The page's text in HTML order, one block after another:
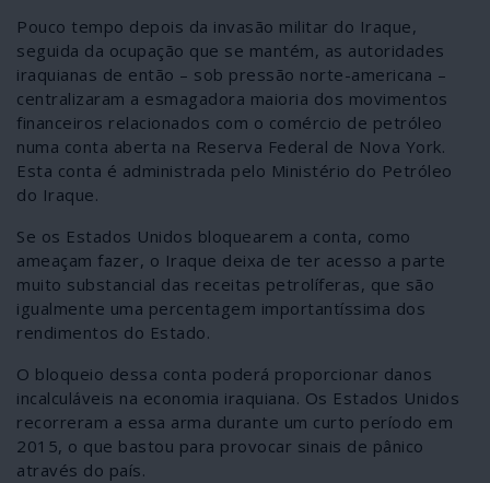
Pouco tempo depois da invasão militar do Iraque,
seguida da ocupação que se mantém, as autoridades
iraquianas de então – sob pressão norte-americana –
centralizaram a esmagadora maioria dos movimentos
financeiros relacionados com o comércio de petróleo
numa conta aberta na Reserva Federal de Nova York.
Esta conta é administrada pelo Ministério do Petróleo
do Iraque.
Se os Estados Unidos bloquearem a conta, como
ameaçam fazer, o Iraque deixa de ter acesso a parte
muito substancial das receitas petrolíferas, que são
igualmente uma percentagem importantíssima dos
rendimentos do Estado.
O bloqueio dessa conta poderá proporcionar danos
incalculáveis na economia iraquiana. Os Estados Unidos
recorreram a essa arma durante um curto período em
2015, o que bastou para provocar sinais de pânico
através do país.